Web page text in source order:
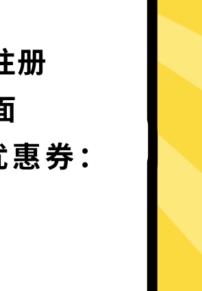
无论何地，无限访问
加速器的自研发通信协议，使您无
是在路上还是沙发上，都能轻松快速地访
问网络，体验真正的极速网络。